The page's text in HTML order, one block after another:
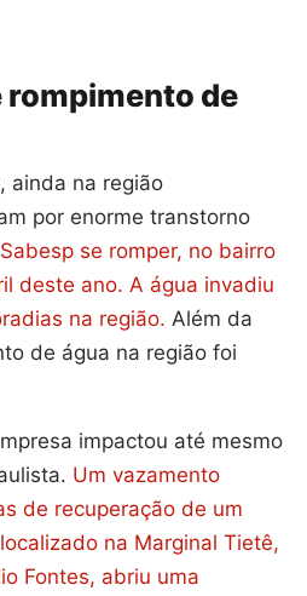
rompimento de
ainda na região
por enorme transtorno
se romper, no bairro
deste ano. A água invadiu
na região. Além da
de água na região foi
impactou até mesmo
Um vazamento
de recuperação de um
na Marginal Tietê,
Fontes, abriu uma